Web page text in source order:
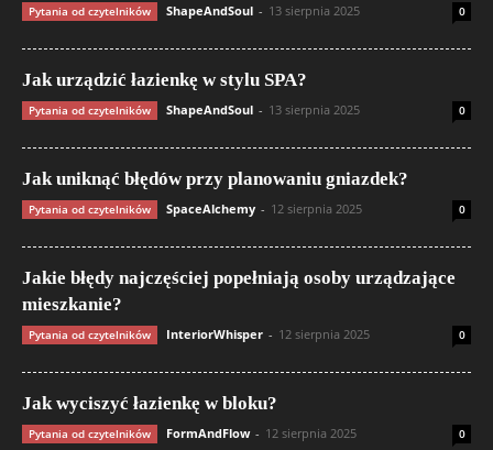
Pytania od czytelników ShapeAndSoul - 13 sierpnia 2025 0
Jak urządzić łazienkę w stylu SPA?
Pytania od czytelników ShapeAndSoul - 13 sierpnia 2025 0
Jak uniknąć błędów przy planowaniu gniazdek?
Pytania od czytelników SpaceAlchemy - 12 sierpnia 2025 0
Jakie błędy najczęściej popełniają osoby urządzające
mieszkanie?
Pytania od czytelników InteriorWhisper - 12 sierpnia 2025 0
Jak wyciszyć łazienkę w bloku?
Pytania od czytelników FormAndFlow - 12 sierpnia 2025 0